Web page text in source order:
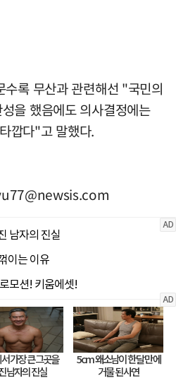
록 무산과 관련해선 "국민의
을 했음에도 의사결정에는
깝다"고 말했다.